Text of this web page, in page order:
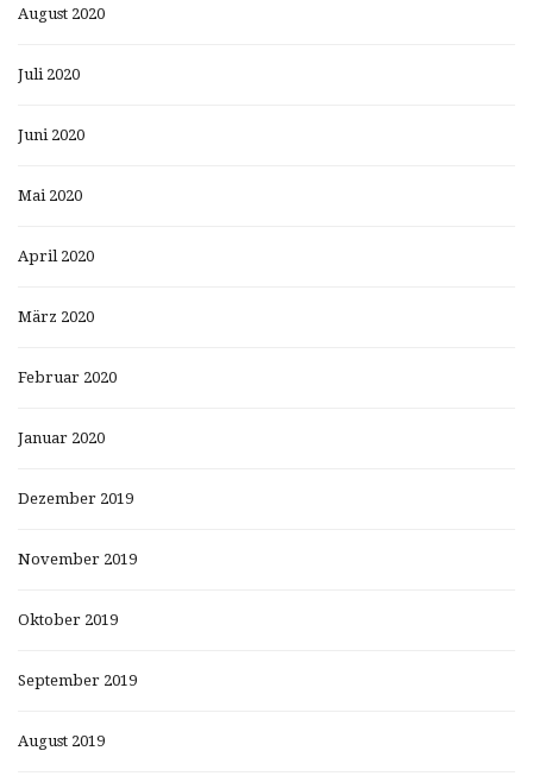
August 2020
Juli 2020
Juni 2020
Mai 2020
April 2020
März 2020
Februar 2020
Januar 2020
Dezember 2019
November 2019
Oktober 2019
September 2019
August 2019